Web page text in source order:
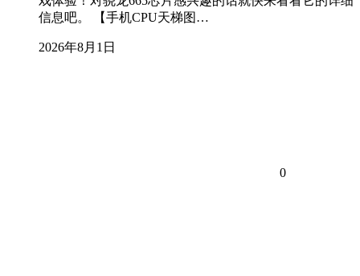
信息吧。 【手机CPU天梯图…
2026年8月1日
0